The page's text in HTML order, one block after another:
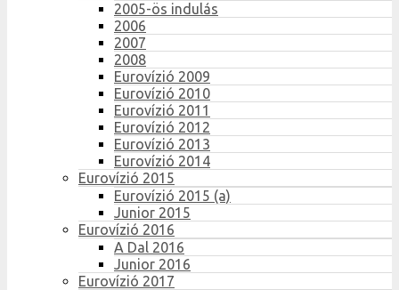
2005-ös indulás
2006
2007
2008
Eurovízió 2009
Eurovízió 2010
Eurovízió 2011
Eurovízió 2012
Eurovízió 2013
Eurovízió 2014
Eurovízió 2015
Eurovízió 2015 (a)
Junior 2015
Eurovízió 2016
A Dal 2016
Junior 2016
Eurovízió 2017